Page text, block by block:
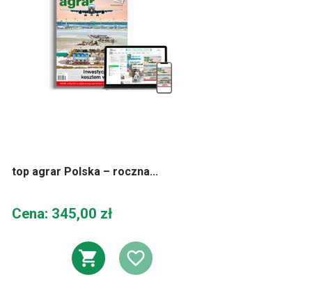
top agrar Polska – roczna...
Cena
Cena: 345,00 zł
DODAJ DO KOSZYKA
DODAJ DO